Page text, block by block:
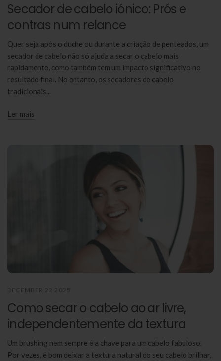
Secador de cabelo iónico: Prós e
contras num relance
Quer seja após o duche ou durante a criação de penteados, um
secador de cabelo não só ajuda a secar o cabelo mais
rapidamente, como também tem um impacto significativo no
resultado final. No entanto, os secadores de cabelo
tradicionais...
Ler mais
Como secar o cabelo ao ar livre,
independentemente da textura
Um brushing nem sempre é a chave para um cabelo fabuloso.
Por vezes, é bom deixar a textura natural do seu cabelo brilhar,